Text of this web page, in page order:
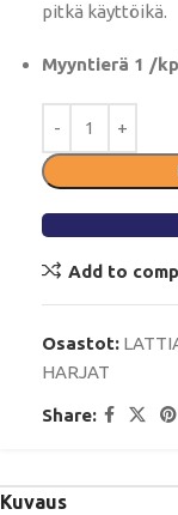
pitkä käyttöikä.
Myyntierä 1 /
Add to
Osastot:
HARJAT
Share:
Kuvaus